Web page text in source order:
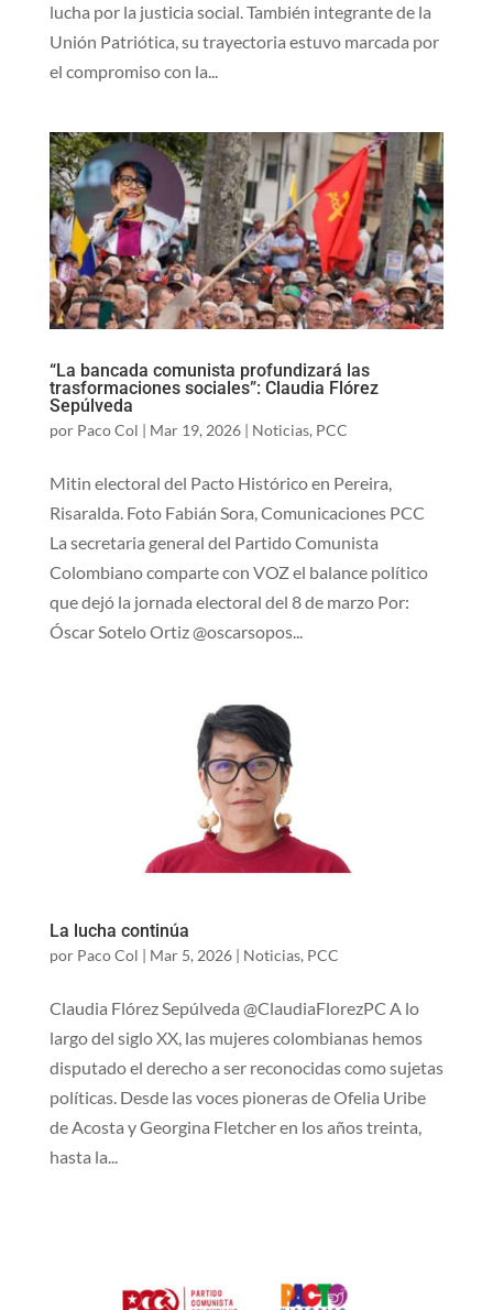
lucha por la justicia social. También integrante de la
Unión Patriótica, su trayectoria estuvo marcada por
el compromiso con la...
“La bancada comunista profundizará las
trasformaciones sociales”: Claudia Flórez
Sepúlveda
por Paco Col | Mar 19, 2026| Noticias, PCC
Mitin electoral del Pacto Histórico en Pereira,
Risaralda. Foto Fabián Sora, Comunicaciones PCC
La secretaria general del Partido Comunista
Colombiano comparte con VOZ el balance político
que dejó la jornada electoral del 8 de marzo Por:
Óscar Sotelo Ortiz @oscarsopos...
La lucha continúa
por Paco Col | Mar 5, 2026| Noticias, PCC
Claudia Flórez Sepúlveda @ClaudiaFlorezPC A lo
largo del siglo XX, las mujeres colombianas hemos
disputado el derecho a ser reconocidas como sujetas
políticas. Desde las voces pioneras de Ofelia Uribe
de Acosta y Georgina Fletcher en los años treinta,
hasta la...